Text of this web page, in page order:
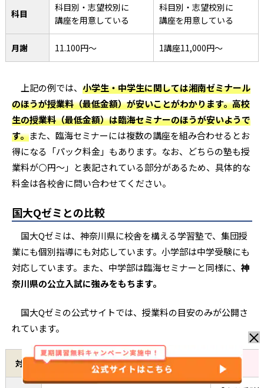
科目
科目別・志望校別に
講座を用意している
科目別・志望校別に
講座を用意している
月謝 11.100円〜 1講座11,000円〜
上記の例では、 小学生・中学生に関しては湘南ゼミナール
のほうが授業料（最低金額）が安いことがわかります。高校
生の授業料（最低金額）は臨海セミナーのほうが安いようで
す。また、臨海セミナーには複数の講座を組み合わせるとお
得になる「パック料金」もあります。なお、どちらの塾も授
業料が⚪️円〜」と表記されている部分があるため、具体的な
料金は各校舎に問い合わせてください。
国大Qゼミとの比較
国大Qゼミは、神奈川県に校舎を構える学習塾で、集団授
業にも個別指導にも対応しています。小学部は中学受験にも
対応しています。また、中学部は臨海セミナーと同様に、 神
奈川県の公立入試に強みをもちます。
国大Qゼミの公式サイトでは、授業料の目安のみが公開さ
れています。
対象 国大Qゼミ